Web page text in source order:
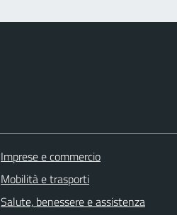
Imprese e commercio
Mobilità e trasporti
Salute, benessere e assistenza